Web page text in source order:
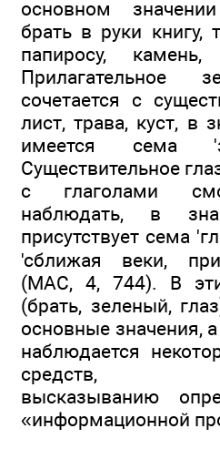
основном
брать в руки книгу,
папиросу,
Прилагательное
сочетается с
лист, трава, куст, в
имеется сема
Существительное
с глаголами
наблюдать, в
присутствует сема
'сближая веки,
(MAC, 4, 744). В
(брать, зеленый,
основные значения,
наблюдается
средств,
высказыванию
«информационной